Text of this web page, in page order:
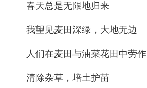
春天总是无限地归来
我望见麦田深绿，大地无边
人们在麦田与油菜花田中劳作
清除杂草，培土护苗